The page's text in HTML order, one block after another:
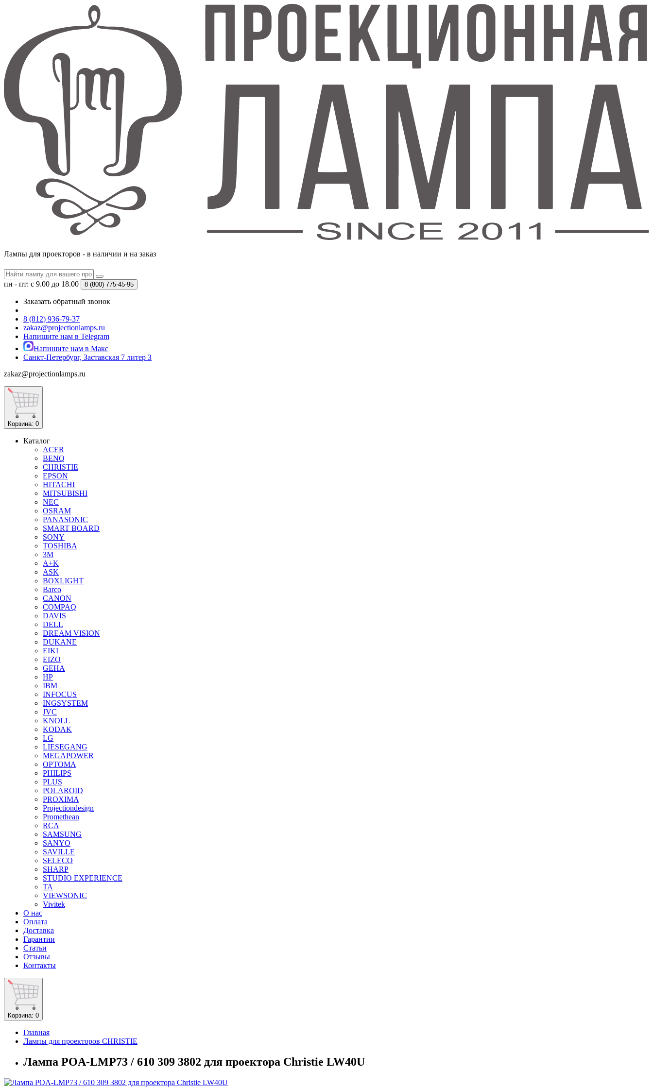
Лампы для проекторов - в наличии и на заказ
пн - пт: с 9.00 до 18.00 8 (800) 775-45-95
Заказать обратный звонок
8 (812) 936-79-37
zakaz@projectionlamps.ru
Напишите нам в Telegram
Напишите нам в Макс
Санкт-Петербург, Заставская 7 литер З
zakaz@projectionlamps.ru
Корзина: 0
Каталог
ACER
BENQ
CHRISTIE
EPSON
HITACHI
MITSUBISHI
NEC
OSRAM
PANASONIC
SMART BOARD
SONY
TOSHIBA
3М
A+K
ASK
BOXLIGHT
Barco
CANON
COMPAQ
DAVIS
DELL
DREAM VISION
DUKANE
EIKI
EIZO
GEHA
HP
IBM
INFOCUS
INGSYSTEM
JVC
KNOLL
KODAK
LG
LIESEGANG
MEGAPOWER
OPTOMA
PHILIPS
PLUS
POLAROID
PROXIMA
Projectiondesign
Promethean
RCA
SAMSUNG
SANYO
SAVILLE
SELECO
SHARP
STUDIO EXPERIENCE
TA
VIEWSONIC
Vivitek
О нас
Оплата
Доставка
Гарантии
Статьи
Отзывы
Контакты
Корзина: 0
Главная
Лампы для проекторов CHRISTIE
Лампа POA-LMP73 / 610 309 3802 для проектора Christie LW40U